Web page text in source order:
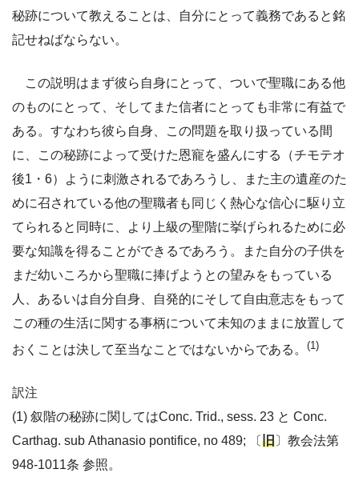
秘跡について教えることは、自分にとって義務であると銘
記せねばならない。
この説明はまず彼ら自身にとって、ついで聖職にある他
のものにとって、そしてまた信者にとっても非常に有益で
ある。すなわち彼ら自身、この問題を取り扱っている間
に、この秘跡によって受けた恩寵を盛んにする（チモテオ
後1・6）ように刺激されるであろうし、また主の遺産のた
めに召されている他の聖職者も同じく熱心な信心に駆り立
てられると同時に、より上級の聖階に挙げられるために必
要な知識を得ることができるであろう。また自分の子供を
まだ幼いころから聖職に捧げようとの望みをもっている
人、あるいは自分自身、自発的にそして自由意志をもって
この種の生活に関する事柄について未知のままに放置して
おくことは決して至当なことではないからである。 (1)
訳注
(1) 叙階の秘跡に関してはConc. Trid., sess. 23 と Conc.
Carthag. sub Athanasio pontifice, no 489; 〔旧〕教会法第
948-1011条 参照。